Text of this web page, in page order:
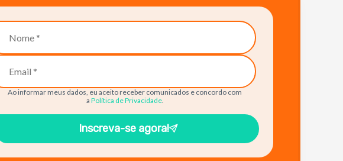
Ao informar meus dados, eu aceito receber comunicados e concordo com
a Política de Privacidade.
Inscreva-se agora!